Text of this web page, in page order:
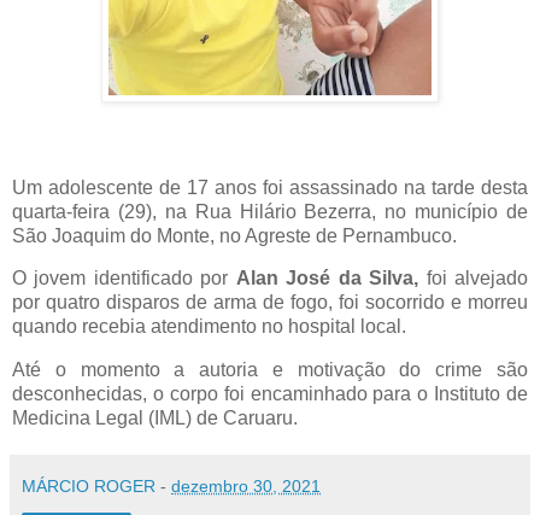
Um adolescente de 17 anos foi assassinado na tarde desta
quarta-feira (29), na Rua Hilário Bezerra, no município de
São Joaquim do Monte, no Agreste de Pernambuco.
O jovem identificado por Alan José da Silva, foi alvejado
por quatro disparos de arma de fogo, foi socorrido e morreu
quando recebia atendimento no hospital local.
Até o momento a autoria e motivação do crime são
desconhecidas, o corpo foi encaminhado para o Instituto de
Medicina Legal (IML) de Caruaru.
MÁRCIO ROGER - dezembro 30, 2021